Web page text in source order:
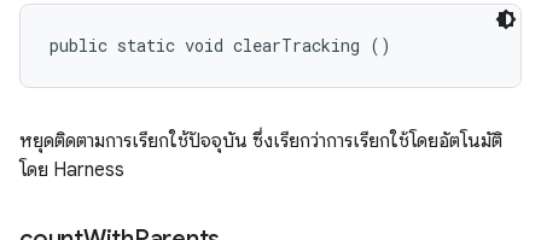
public static void clearTracking ()
หยุดติดตามการเรียกใช้ปัจจุบัน ซึ่งเรียกว่าการเรียกใช้โดยอัตโนมัติ
โดย Harness